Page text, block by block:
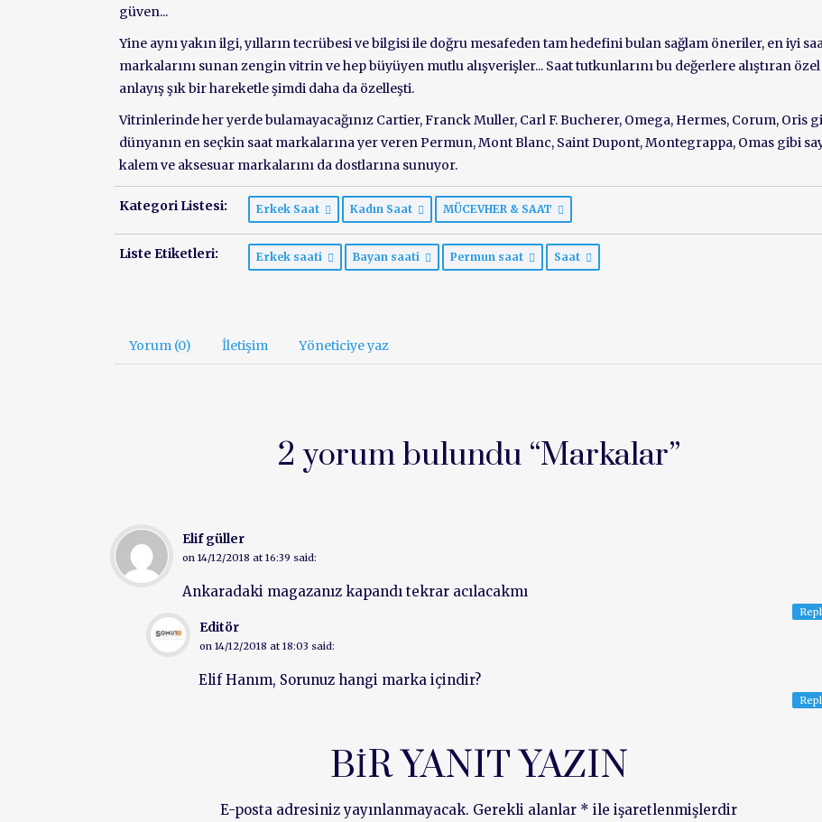
güven...
Yine aynı yakın ilgi, yılların tecrübesi ve bilgisi ile doğru mesafeden tam hedefini bulan sağlam öneriler, en iyi
markalarını sunan zengin vitrin ve hep büyüyen mutlu alışverişler... Saat tutkunlarını bu değerlere alıştıran özel
anlayış şık bir hareketle şimdi daha da özelleşti.
Vitrinlerinde her yerde bulamayacağınız Cartier, Franck Muller, Carl F. Bucherer, Omega, Hermes, Corum, Oris
dünyanın en seçkin saat markalarına yer veren Permun, Mont Blanc, Saint Dupont, Montegrappa, Omas gibi
kalem ve aksesuar markalarını da dostlarına sunuyor.
Kategori Listesi: Erkek Saat Kadın Saat MÜCEVHER & SAAT
Liste Etiketleri: Erkek saati Bayan saati Permun saat Saat
Yorum (0) İletişim Yöneticiye yaz
2 yorum bulundu “Markalar”
Elif güller
on 14/12/2018 at 16:39 said:
Ankaradaki magazanız kapandı tekrar acılacakmı
Editör
on 14/12/2018 at 18:03 said:
Elif Hanım, Sorunuz hangi marka içindir?
BIR YANIT YAZIN
E-posta adresiniz yayınlanmayacak. Gerekli alanlar * ile işaretlenmişlerdir